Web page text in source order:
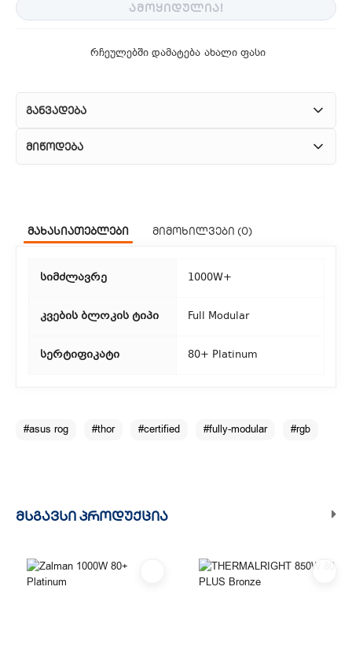
ᲐᲛᲝᲧᲘᲓᲣᲚᲘᲐ!
რჩეულებში დამატება ახალი ფასი
განვადება
მიწოდება
თბილისის მასშტაბით.
აიღოთ თქვენი შეკვეთა ჩვენი ფილიალიდან.
3. საფოსტო მიწოდება
მახასიათებლები მიმოხილვები (0)
სიმძლავრე 1000W+
კვების ბლოკის ტიპი Full Modular
სერტიფიკატი 80+ Platinum
#asus rog #thor #certified #fully-modular #rgb
ᲛᲡᲒᲐᲕᲡᲘ ᲞᲠᲝᲓᲣᲥᲪᲘᲐ